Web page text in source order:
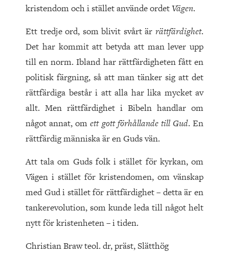
kristendom och i stället använde ordetVägen.
Ett tredje ord, som blivit svårt är rättfärdighet.
Det har kommit att betyda att man lever upp
till en norm. Ibland har rättfärdigheten fått en
politisk färgning, så att man tänker sig att det
rättfärdiga består i att alla har lika mycket av
allt. Men rättfärdighet i Bibeln handlar om
något annat, omett gott förhållande till Gud. En
rättfärdig människa är en Guds vän.
Att tala om Guds folk i stället för kyrkan, om
Vägen i stället för kristendomen, om vänskap
med Gud i stället för rättfärdighet – detta är en
tankerevolution, som kunde leda till något helt
nytt för kristenheten – i tiden.
Christian Braw teol. dr, präst, Slätthög